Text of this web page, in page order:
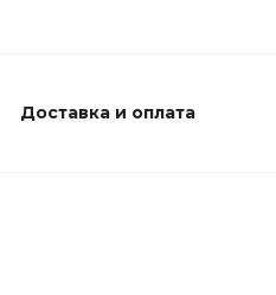
Доставка и оплата